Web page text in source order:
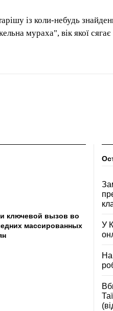
із коли-небудь
мураха", вік якої сягає
ключевой вызов во
массированных
У
На